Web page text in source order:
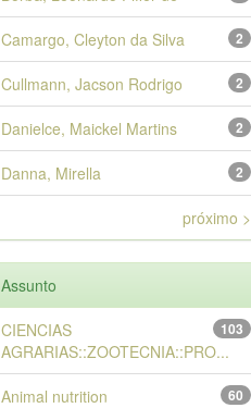
2
Camargo, Cleyton da Silva
2
Cullmann, Jacson Rodrigo
2
Danielce, Maickel Martins
2
Danna, Mirella
próximo >
Assunto
103
CIENCIAS
AGRARIAS::ZOOTECNIA::PRO...
60
Animal nutrition